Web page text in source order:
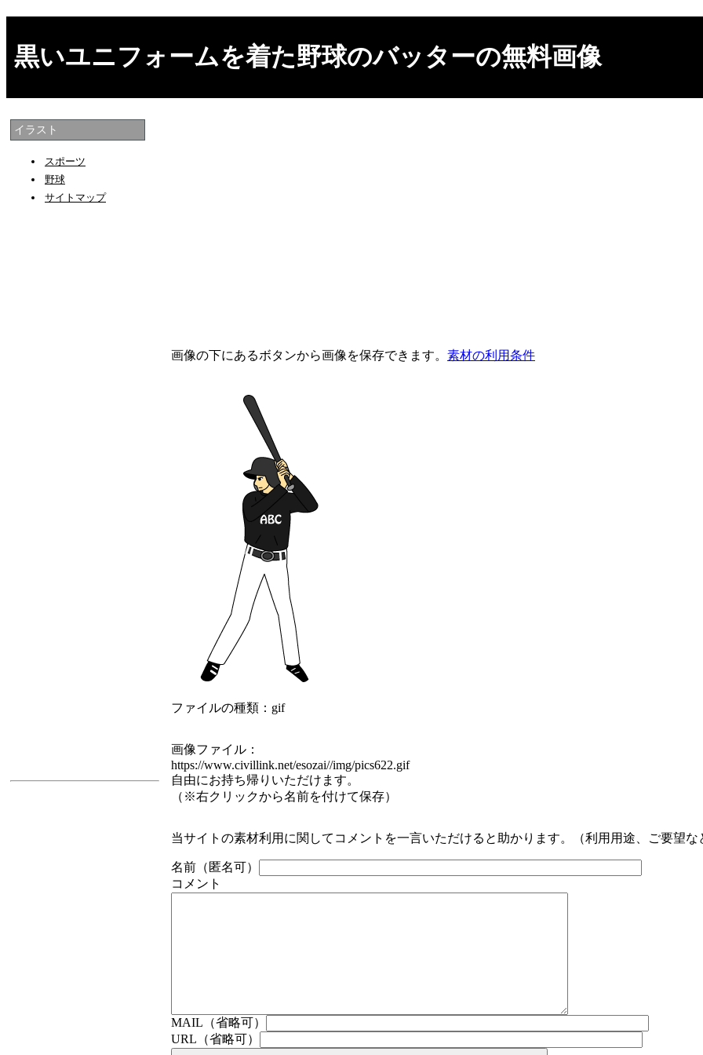
黒いユニフォームを着た野球のバッターの無料画像
画像の下にあるボタンから画像を保存できます。 素材の利用条件
ファイルの種類：gif
画像ファイル：
https://www.civillink.net/esozai//img/pics622.gif
自由にお持ち帰りいただけます。
（※右クリックから名前を付けて保存）
当サイトの素材利用に関してコメントを一言いただけると助かります。（利用用途、ご要望な
名前（匿名可）
コメント
MAIL（省略可）
URL（省略可）
イラスト
スポーツ
野球
サイトマップ